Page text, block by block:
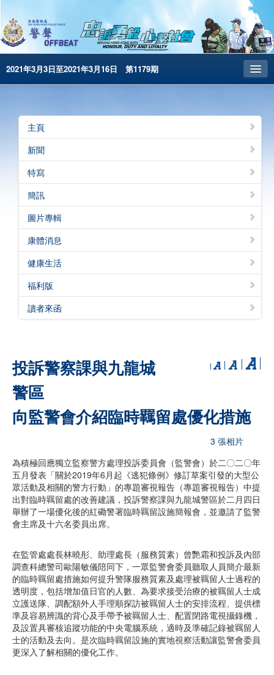
2021年3月3日至2021年3月16日 第1179期
昔日警聲
警務處主頁
简体版
English
電子書版
警聲特刊
主頁
新聞
特寫
簡訊
圖片專輯
康體消息
健康生活
福利版
讀者來函
投訴警察課與九龍城
警區
向監警會介紹臨時羈留處優化措施
3 張相片
為積極回應獨立監察警方處理投訴委員會（監警會）於二〇二〇年
五月發表「關於2019年6月起《逃犯條例》修訂草案引發的大型公
眾活動及相關的警方行動」的專題審視報告（專題審視報告）中提
出對臨時羈留處的改善建議，投訴警察課與九龍城警區於二月四日
舉辦了一場優化後的紅磡警署臨時羈留設施簡報會，並邀請了監警
會主席及十六名委員出席。
在監管處處長林曉彤、助理處長（服務質素）曾艷霜和投訴及內部
調查科總警司歐陽敏儀陪同下，一眾監警會委員聽取人員簡介最新
的臨時羈留處措施如何提升警隊服務質素及處理被羈留人士過程的
透明度，包括增加值日官的人數、為要求接受治療的被羈留人士成
立護送隊、調配額外人手理順探訪被羈留人士的安排流程、提供標
準及容易辨識的背心及手帶予被羈留人士、配置閉路電視攝錄機，
及設置具審核追蹤功能的中央電腦系統，適時及準確記錄被羈留人
士的活動及去向。是次臨時羈留設施的實地視察活動讓監警會委員
更深入了解相關的優化工作。